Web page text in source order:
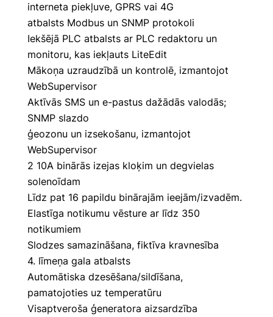
interneta piekļuve, GPRS vai 4G
atbalsts Modbus un SNMP protokoli
Iekšējā PLC atbalsts ar PLC redaktoru un
monitoru, kas iekļauts LiteEdit
Mākoņa uzraudzībā un kontrolē, izmantojot
WebSupervisor
Aktīvās SMS un e-pastus dažādās valodās;
SNMP slazdo
ģeozonu un izsekošanu, izmantojot
WebSupervisor
2 10A binārās izejas kloķim un degvielas
solenoīdam
Līdz pat 16 papildu binārajām ieejām/izvadēm.
Elastīga notikumu vēsture ar līdz 350
notikumiem
Slodzes samazināšana, fiktīva kravnesība
4. līmeņa gala atbalsts
Automātiska dzesēšana/sildīšana,
pamatojoties uz temperatūru
Visaptveroša ģeneratora aizsardzība